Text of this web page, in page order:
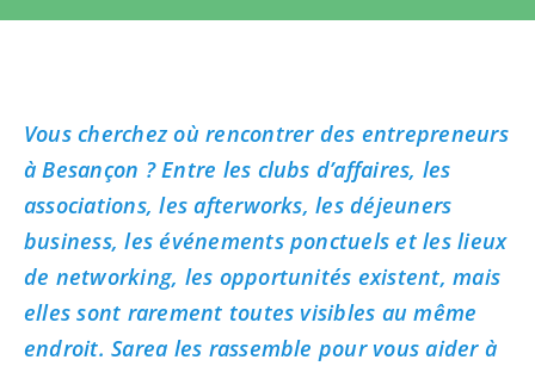
Vous cherchez où rencontrer des entrepreneurs
à Besançon ? Entre les clubs d’affaires, les
associations, les afterworks, les déjeuners
business, les événements ponctuels et les lieux
de networking, les opportunités existent, mais
elles sont rarement toutes visibles au même
endroit. Sarea les rassemble pour vous aider à